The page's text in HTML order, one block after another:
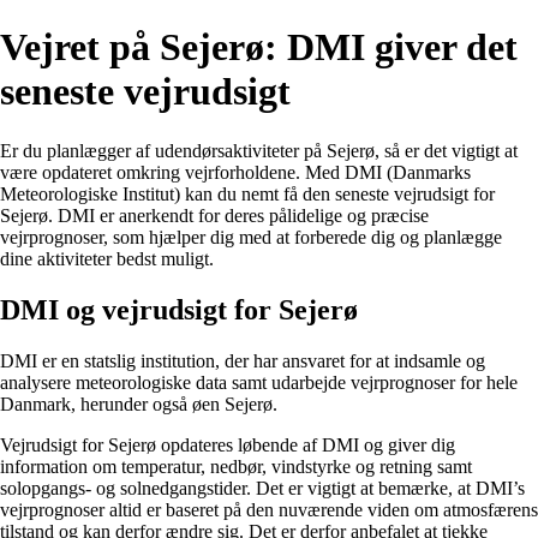
Vejret på Sejerø: DMI giver det
seneste vejrudsigt
Er du planlægger af udendørsaktiviteter på Sejerø, så er det vigtigt at
være opdateret omkring vejrforholdene. Med DMI (Danmarks
Meteorologiske Institut) kan du nemt få den seneste vejrudsigt for
Sejerø. DMI er anerkendt for deres pålidelige og præcise
vejrprognoser, som hjælper dig med at forberede dig og planlægge
dine aktiviteter bedst muligt.
DMI og vejrudsigt for Sejerø
DMI er en statslig institution, der har ansvaret for at indsamle og
analysere meteorologiske data samt udarbejde vejrprognoser for hele
Danmark, herunder også øen Sejerø.
Vejrudsigt for Sejerø opdateres løbende af DMI og giver dig
information om temperatur, nedbør, vindstyrke og retning samt
solopgangs- og solnedgangstider. Det er vigtigt at bemærke, at DMI’s
vejrprognoser altid er baseret på den nuværende viden om atmosfærens
tilstand og kan derfor ændre sig. Det er derfor anbefalet at tjekke